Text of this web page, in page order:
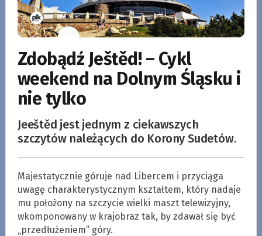
Zdobądź Ještěd! – Cykl
weekend na Dolnym Śląsku i
nie tylko
Jeeštěd jest jednym z ciekawszych
szczytów należących do Korony Sudetów.
Majestatycznie góruje nad Libercem i przyciąga
uwagę charakterystycznym kształtem, który nadaje
mu położony na szczycie wielki maszt telewizyjny,
wkomponowany w krajobraz tak, by zdawał się być
„przedłużeniem” góry.